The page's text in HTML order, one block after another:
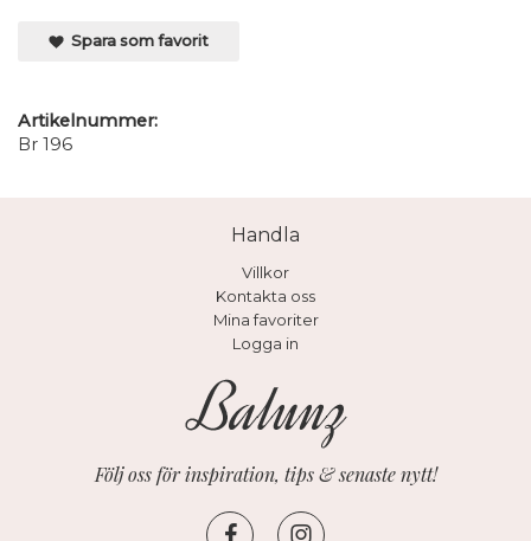
Spara som favorit
Artikelnummer:
Br 196
Handla
Villkor
Kontakta oss
Mina favoriter
Logga in
Följ oss för inspiration, tips & senaste nytt!